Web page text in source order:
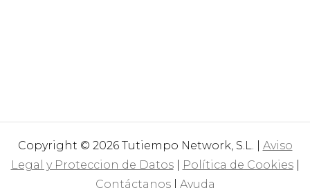
Copyright © 2026 Tutiempo Network, S.L. | Aviso
Legal y Proteccion de Datos| Política de Cookies|
Contáctanos| Ayuda